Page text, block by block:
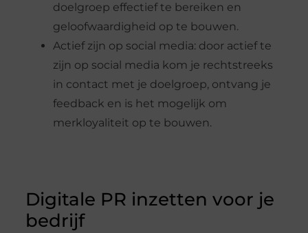
doelgroep effectief te bereiken en
geloofwaardigheid op te bouwen.
Actief zijn op social media: door actief te
zijn op social media kom je rechtstreeks
in contact met je doelgroep, ontvang je
feedback en is het mogelijk om
merkloyaliteit op te bouwen.
Digitale PR inzetten voor je
bedrijf